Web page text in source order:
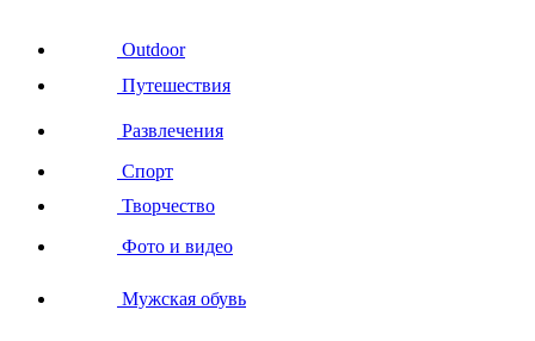
Outdoor
Путешествия
Развлечения
Спорт
Творчество
Фото и видео
Мужская обувь